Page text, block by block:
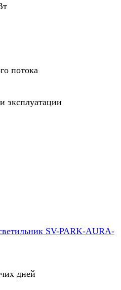
потока
эксплуатации
SV-PARK-AURA-
дней